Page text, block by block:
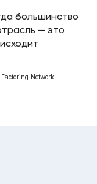
большинство
— это
Factoring Network